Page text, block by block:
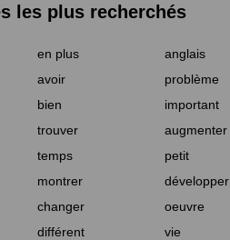
les plus recherchés
en plus anglais
avoir problème
bien important
trouver augmenter
temps petit
montrer développer
changer oeuvre
différent vie